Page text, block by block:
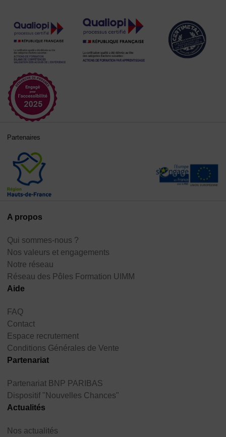
A propos
Qui sommes-nous ?
Nos valeurs et engagements
Notre réseau
Réseau des Pôles Formation UIMM
Aide
FAQ
Contact
Espace recrutement
Conditions Générales de Vente
Partenariat
Partenariat BNP PARIBAS
Dispositif "Nouvelles Chances"
Actualités
Nos actualités
Partenaires